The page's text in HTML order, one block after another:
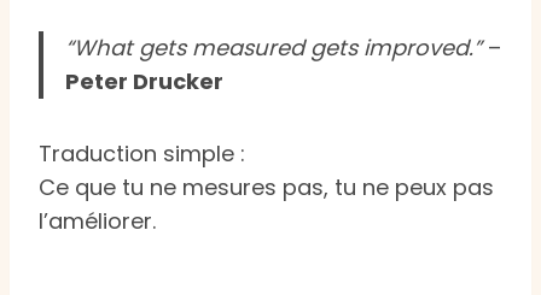
“What gets measured gets improved.”–
Peter Drucker
Traduction simple :
Ce que tu ne mesures pas, tu ne peux pas
l’améliorer.